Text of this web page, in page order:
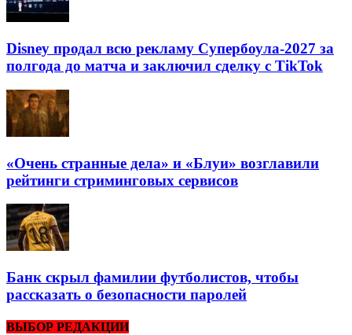
Disney продал всю рекламу Супербоула-2027 за
полгода до матча и заключил сделку с TikTok
«Очень странные дела» и «Блуи» возглавили
рейтинги стриминговых сервисов
Банк скрыл фамилии футболистов, чтобы
рассказать о безопасности паролей
ВЫБОР РЕДАКЦИИ